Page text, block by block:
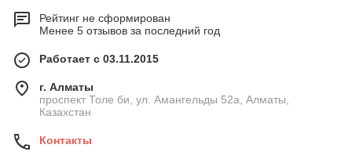
Рейтинг не сформирован
Менее 5 отзывов за последний год
Работает с 03.11.2015
г. Алматы
проспект Толе би, ул. Амангельды 52а, Алматы,
Казахстан
Контакты